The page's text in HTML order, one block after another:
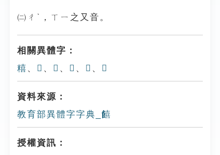
㈡ㄔˋ，ㄒㄧ之又音。
相關異體字：
糦 、 𩛉 、 𩜂 、 𩝮 、 𩟄 、 𩞡
資料來源：
教育部異體字字典_饎
授權資訊：